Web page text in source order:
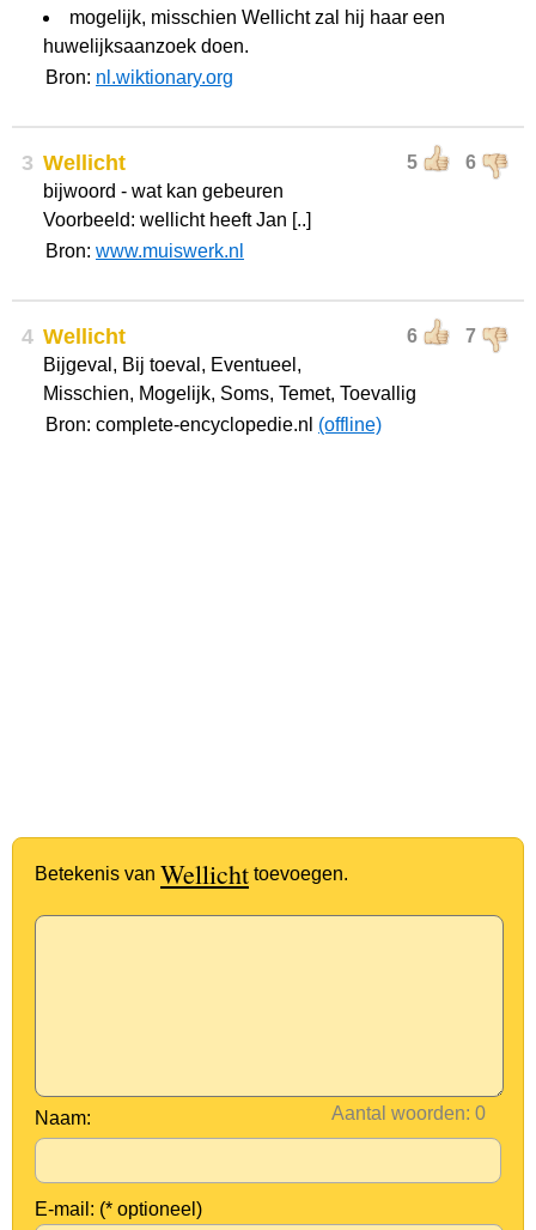
mogelijk, misschien Wellicht zal hij haar een
huwelijksaanzoek doen.
Bron: nl.wiktionary.org
3 5 6
Wellicht
bijwoord - wat kan gebeuren
Voorbeeld: wellicht heeft Jan [..]
Bron: www.muiswerk.nl
4 6 7
Wellicht
Bijgeval, Bij toeval, Eventueel,
Misschien, Mogelijk, Soms, Temet, Toevallig
Bron: complete-encyclopedie.nl (offline)
Betekenis van Wellicht toevoegen.
Aantal woorden:
Naam:
E-mail: (* optioneel)